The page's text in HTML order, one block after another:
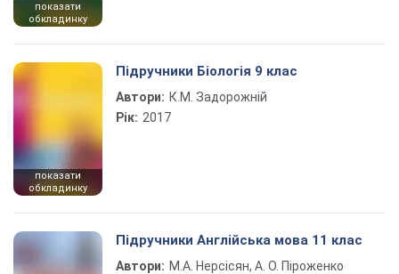
показати
обкладинку
показати
обкладинку
Підручники Біологія 9 клас
Автори: К.М. Задорожній
Рік: 2017
Підручники Англійська мова 11 клас
Автори: М.А. Нерсісян, А. О. Піроженко